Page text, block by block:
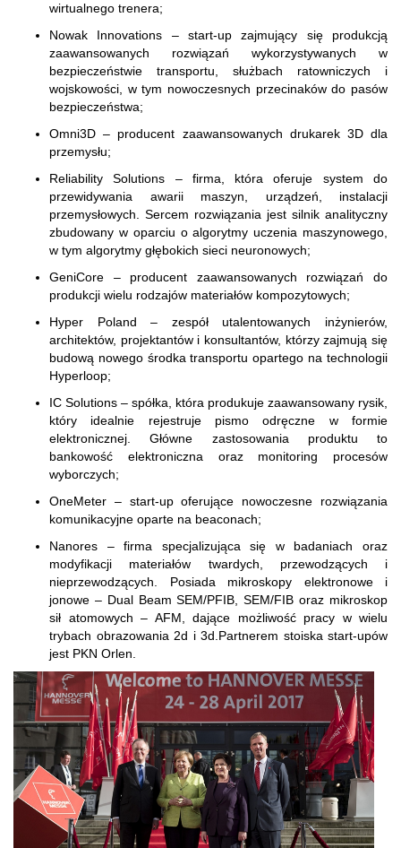
wirtualnego trenera;
Nowak Innovations – start-up zajmujący się produkcją
zaawansowanych rozwiązań wykorzystywanych w
bezpieczeństwie transportu, służbach ratowniczych i
wojskowości, w tym nowoczesnych przecinaków do pasów
bezpieczeństwa;
Omni3D – producent zaawansowanych drukarek 3D dla
przemysłu;
Reliability Solutions – firma, która oferuje system do
przewidywania awarii maszyn, urządzeń, instalacji
przemysłowych. Sercem rozwiązania jest silnik analityczny
zbudowany w oparciu o algorytmy uczenia maszynowego,
w tym algorytmy głębokich sieci neuronowych;
GeniCore – producent zaawansowanych rozwiązań do
produkcji wielu rodzajów materiałów kompozytowych;
Hyper Poland – zespół utalentowanych inżynierów,
architektów, projektantów i konsultantów, którzy zajmują się
budową nowego środka transportu opartego na technologii
Hyperloop;
IC Solutions – spółka, która produkuje zaawansowany rysik,
który idealnie rejestruje pismo odręczne w formie
elektronicznej. Główne zastosowania produktu to
bankowość elektroniczna oraz monitoring procesów
wyborczych;
OneMeter – start-up oferujące nowoczesne rozwiązania
komunikacyjne oparte na beaconach;
Nanores – firma specjalizująca się w badaniach oraz
modyfikacji materiałów twardych, przewodzących i
nieprzewodzących. Posiada mikroskopy elektronowe i
jonowe – Dual Beam SEM/PFIB, SEM/FIB oraz mikroskop
sił atomowych – AFM, dające możliwość pracy w wielu
trybach obrazowania 2d i 3d.Partnerem stoiska start-upów
jest PKN Orlen.